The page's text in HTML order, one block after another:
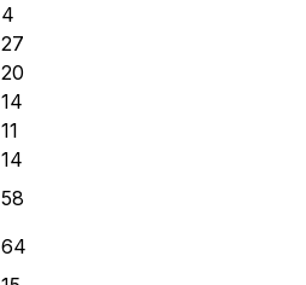
4
27
20
14
11
14
58
64